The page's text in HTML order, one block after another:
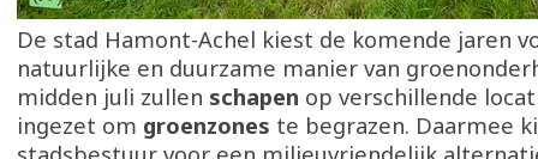
De stad Hamont-Achel kiest de komende jaren
natuurlijke en duurzame manier van
midden juli zullen schapen op verschillende
ingezet om groenzones te begrazen. Daarmee